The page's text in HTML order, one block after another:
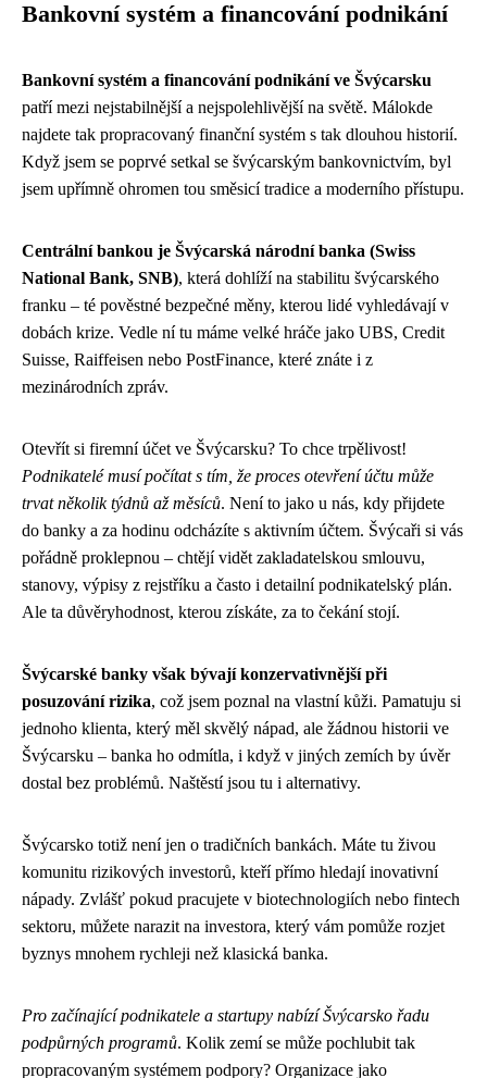
Bankovní systém a financování podnikání
Bankovní systém a financování podnikání ve Švýcarsku
patří mezi nejstabilnější a nejspolehlivější na světě. Málokde
najdete tak propracovaný finanční systém s tak dlouhou historií.
Když jsem se poprvé setkal se švýcarským bankovnictvím, byl
jsem upřímně ohromen tou směsicí tradice a moderního přístupu.
Centrální bankou je Švýcarská národní banka (Swiss
National Bank, SNB), která dohlíží na stabilitu švýcarského
franku – té pověstné bezpečné měny, kterou lidé vyhledávají v
dobách krize. Vedle ní tu máme velké hráče jako UBS, Credit
Suisse, Raiffeisen nebo PostFinance, které znáte i z
mezinárodních zpráv.
Otevřít si firemní účet ve Švýcarsku? To chce trpělivost!
Podnikatelé musí počítat s tím, že proces otevření účtu může
trvat několik týdnů až měsíců. Není to jako u nás, kdy přijdete
do banky a za hodinu odcházíte s aktivním účtem. Švýcaři si vás
pořádně proklepnou – chtějí vidět zakladatelskou smlouvu,
stanovy, výpisy z rejstříku a často i detailní podnikatelský plán.
Ale ta důvěryhodnost, kterou získáte, za to čekání stojí.
Švýcarské banky však bývají konzervativnější při
posuzování rizika, což jsem poznal na vlastní kůži. Pamatuju si
jednoho klienta, který měl skvělý nápad, ale žádnou historii ve
Švýcarsku – banka ho odmítla, i když v jiných zemích by úvěr
dostal bez problémů. Naštěstí jsou tu i alternativy.
Švýcarsko totiž není jen o tradičních bankách. Máte tu živou
komunitu rizikových investorů, kteří přímo hledají inovativní
nápady. Zvlášť pokud pracujete v biotechnologiích nebo fintech
sektoru, můžete narazit na investora, který vám pomůže rozjet
byznys mnohem rychleji než klasická banka.
Pro začínající podnikatele a startupy nabízí Švýcarsko řadu
podpůrných programů. Kolik zemí se může pochlubit tak
propracovaným systémem podpory? Organizace jako